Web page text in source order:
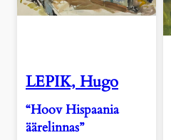
LEPIK, Hugo
“Hoov Hispaania
äärelinnas”